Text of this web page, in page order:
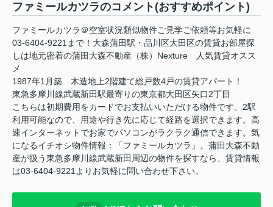
ファミールカツラのコメント(おすすめポイント)
ファミールカツラ＠空室状況類似物件ご見学ご依頼等お気軽に
03-6404-9221まで！大森蒲田駅・品川区大田区の賃貸お部屋探
しは地元密着の蒲田大森不動産（株）Nexture 人気賃貸オスス
メ
1987年1月築 木造地上2階建て総戸数4戸の賃貸アパート！
東急多摩川線武蔵新田駅最寄りの東京都大田区矢口2丁目
こちらは初期費用をカードでお支払いいただける物件です。2駅
利用可能なので、用途や行き先に応じて経路を選択できます。高
速インターネットでお家でパソコンがラクラク通信できます。気
になるイチオシ物件情報：「ファミールカツラ」。蒲田大森不動
産が扱う東急多摩川線武蔵新田周辺の物件を探すなら、賃貸情報
は03-6404-9221よりお気軽に問い合わせ下さい。